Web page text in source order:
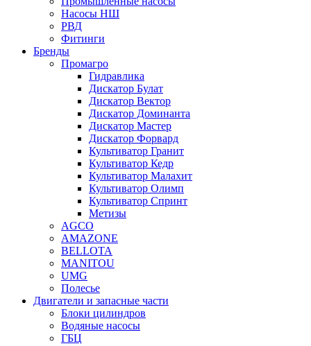
Насосы НШ
РВД
Фитинги
Бренды
Промагро
Гидравлика
Дискатор Булат
Дискатор Вектор
Дискатор Доминанта
Дискатор Мастер
Дискатор Форвард
Культиватор Гранит
Культиватор Кедр
Культиватор Малахит
Культиватор Олимп
Культиватор Спринт
Метизы
AGCO
AMAZONE
BELLOTA
MANITOU
UMG
Полесье
Двигатели и запасные части
Блоки цилиндров
Водяные насосы
ГБЦ